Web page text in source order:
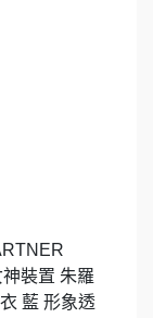
裝置 朱羅
藍 形象透